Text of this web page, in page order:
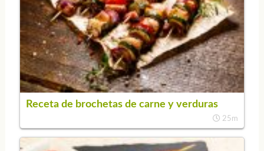
Receta de brochetas de carne y verduras
25m